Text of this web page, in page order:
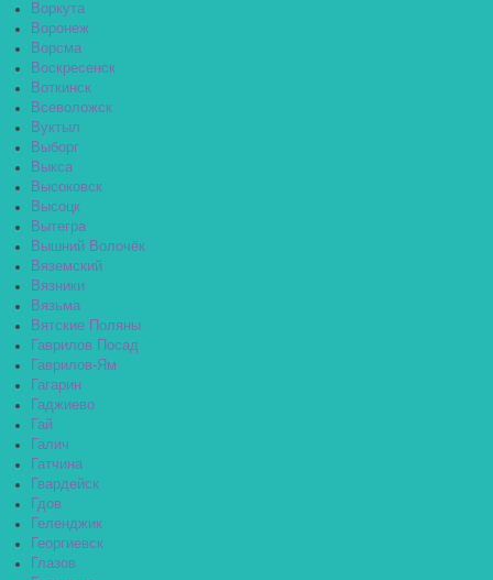
Воркута
Воронеж
Ворсма
Воскресенск
Воткинск
Всеволожск
Вуктыл
Выборг
Выкса
Высоковск
Высоцк
Вытегра
Вышний Волочёк
Вяземский
Вязники
Вязьма
Вятские Поляны
Гаврилов Посад
Гаврилов-Ям
Гагарин
Гаджиево
Гай
Галич
Гатчина
Гвардейск
Гдов
Геленджик
Георгиевск
Глазов